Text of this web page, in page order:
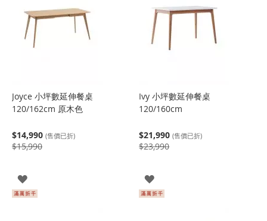
Joyce 小坪數延伸餐桌
120/162cm 原木色
$14,990 (售價已折)
$15,990
登
入
Ivy 小坪數延伸餐桌
120/160cm
$21,990 (售價已折)
$23,990
登
入